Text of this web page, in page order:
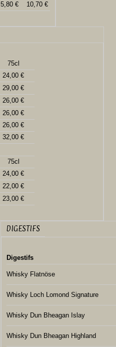
5,80 € 10,70 €
75cl
24,00 €
29,00 €
26,00 €
26,00 €
26,00 €
32,00 €
75cl
24,00 €
22,00 €
23,00 €
DIGESTIFS
Digestifs
Whisky Flatnöse
Whisky Loch Lomond Signature
Whisky Dun Bheagan Islay
Whisky Dun Bheagan Highland